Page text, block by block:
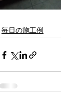
毎日の施工例